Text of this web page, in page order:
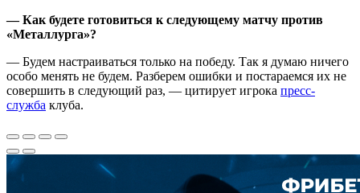
— Как будете готовиться к следующему матчу против
«Металлурга»?
— Будем настраиваться только на победу. Так я думаю ничего
особо менять не будем. Разберем ошибки и постараемся их не
совершить в следующий раз, — цитирует игрока пресс-
служба клуба.